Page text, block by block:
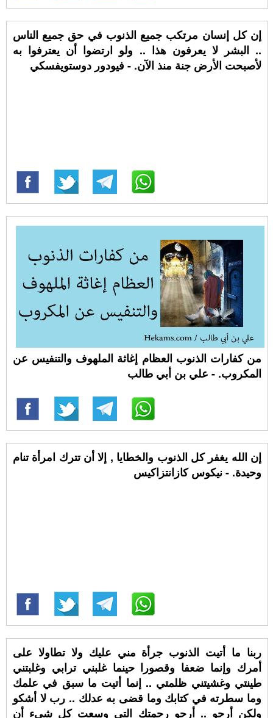
إن كل إنسان مرتكب جميع الذنوب في حق جميع الناس
.. البشر لا يعرفون هذا .. ولو ارتضوا أن يعترفوا به
لأصبحت الأرض جنة منذ الآن. - فيودور دوستويفسكي
من كفارات الذنوب العظام إغاثة الملهوف والتنفيس عن
المكروب. - علي بن أبي طالب
إن الله يغفر كل الذنوب والخطايا , إلا أن تترك امرأة تنام
وحيدة. - نيكوس كازانتزاكيس
ربنا ما أتيت الذنوب جرأة مني عليك ولا تطاولا على
أمرك وإنما ضعفا وقصورا حينما غلبني ترابي وغلبتني
طينتي وغشيتني ظلمتي .. إنما أتيت ما سبق في علمك
وما سطرته في كتابك وما قضى به عدلك .. رب لا أشكو
ولكن أرجو .. أرجو رحمتك التي وسعت كل شيء أن